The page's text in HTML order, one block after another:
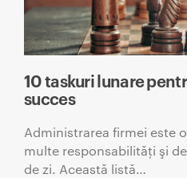
10 taskuri lunare
succes
Administrarea firmei este
multe responsabilităţi şi
de zi. Această listă…